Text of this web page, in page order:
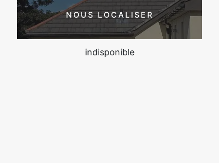
NOUS LOCALISER
indisponible